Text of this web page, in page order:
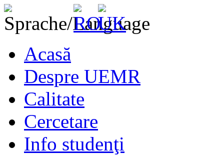
Acasă
Despre UEMR
Calitate
Cercetare
Info studenţi